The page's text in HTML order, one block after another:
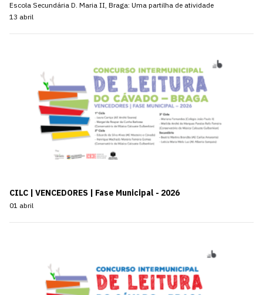
Escola Secundária D. Maria II, Braga: Uma partilha de atividade
13 abril
CILC | VENCEDORES | Fase Municipal - 2026
01 abril